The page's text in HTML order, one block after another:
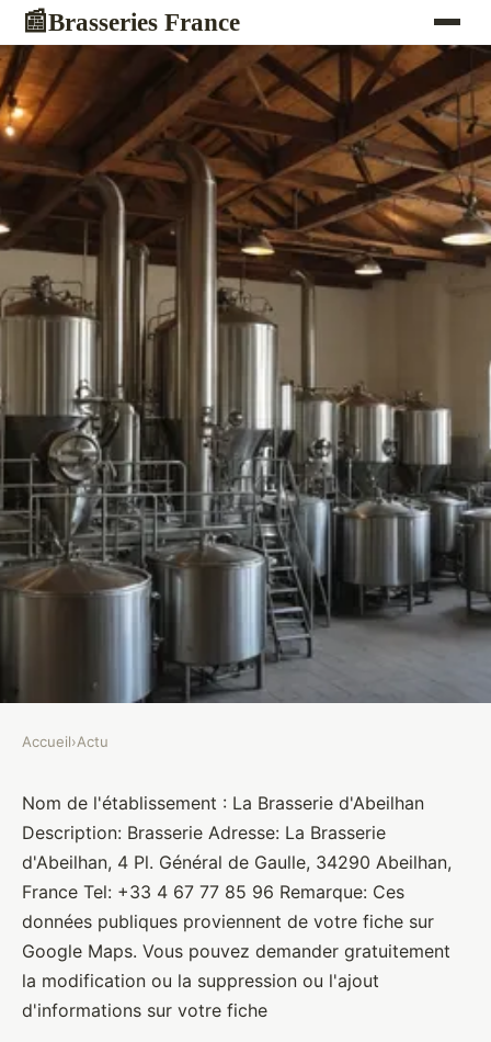
📰Brasseries France
La Brasserie d'Abeilhan
Brasseurs•10 janvier 2022• 1 min de lecture
Accueil›Actu
Nom de l'établissement : La Brasserie d'Abeilhan
Description: Brasserie Adresse: La Brasserie
d'Abeilhan, 4 Pl. Général de Gaulle, 34290 Abeilhan,
France Tel: +33 4 67 77 85 96 Remarque: Ces
données publiques proviennent de votre fiche sur
Google Maps. Vous pouvez demander gratuitement
la modification ou la suppression ou l'ajout
d'informations sur votre fiche